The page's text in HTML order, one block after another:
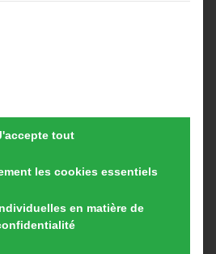
regard - un aimant à
directe
de poules pondeuses
aimant de clientèle avec
ou pour la mise en place
beaucoup de joie à vous,
les groupes de services pour
tout
les cookies essentiels
en matière de